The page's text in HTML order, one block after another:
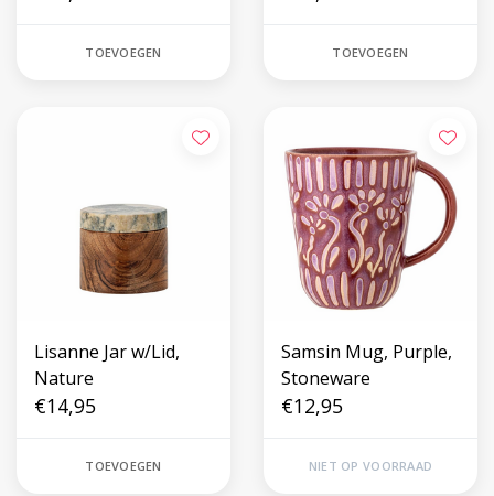
TOEVOEGEN TOEVOEGEN
Lisanne Jar w/Lid,
Nature
€14,95
TOEVOEGEN
Samsin Mug, Purple,
Stoneware
€12,95
NIET OP VOORRAAD